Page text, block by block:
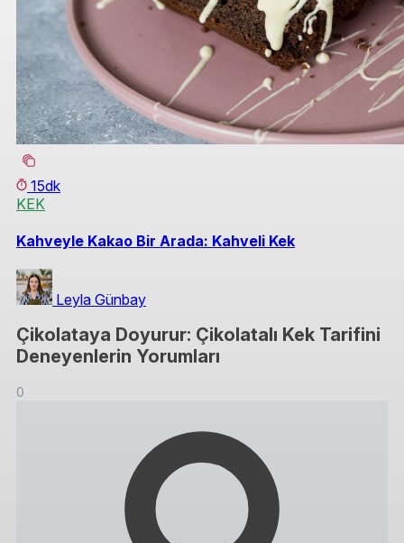
15dk
KEK
Kahveyle Kakao Bir Arada: Kahveli Kek
Leyla Günbay
Çikolataya Doyurur: Çikolatalı Kek Tarifini
Deneyenlerin Yorumları
0